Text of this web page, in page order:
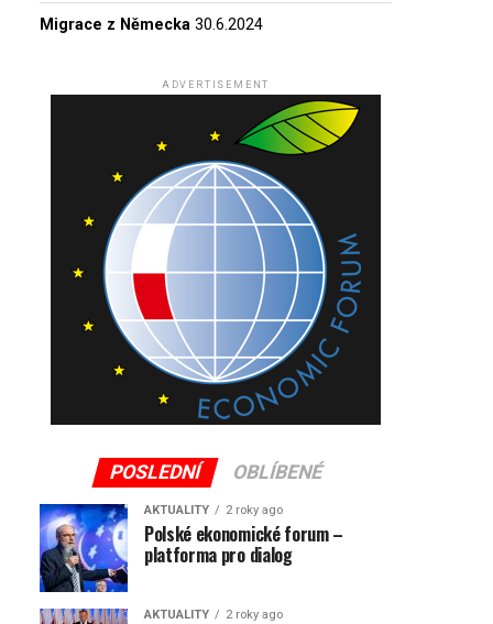
Migrace z Německa 30.6.2024
ADVERTISEMENT
POSLEDNÍ OBLÍBENÉ
AKTUALITY 2 roky ago
Polské ekonomické forum –
platforma pro dialog
AKTUALITY 2 roky ago